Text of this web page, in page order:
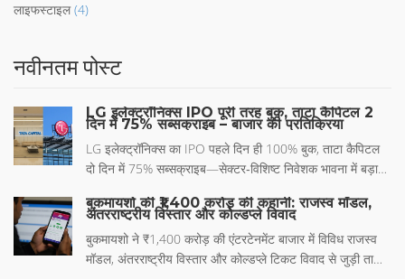
लाइफस्टाइल (4)
नवीनतम पोस्ट
LG इलेक्ट्रॉनिक्स IPO पूरी तरह बुक, ताटा कैपिटल 2
दिन में 75% सब्सक्राइब – बाजार की प्रतिक्रिया
LG इलेक्ट्रॉनिक्स का IPO पहले दिन ही 100% बुक, ताटा कैपिटल
दो दिन में 75% सब्सक्राइब—सेक्टर‑विशिष्ट निवेशक भावना में बड़ा
बुकमायशो की ₹1,400 करोड़ की कहानी: राजस्व मॉडल,
अंतरराष्ट्रीय विस्तार और कोल्डप्ले विवाद
बुकमायशो ने ₹1,400 करोड़ की एंटरटेनमेंट बाजार में विविध राजस्व
मॉडल, अंतरराष्ट्रीय विस्तार और कोल्डप्ले टिकट विवाद से जुड़ी ताज़ा